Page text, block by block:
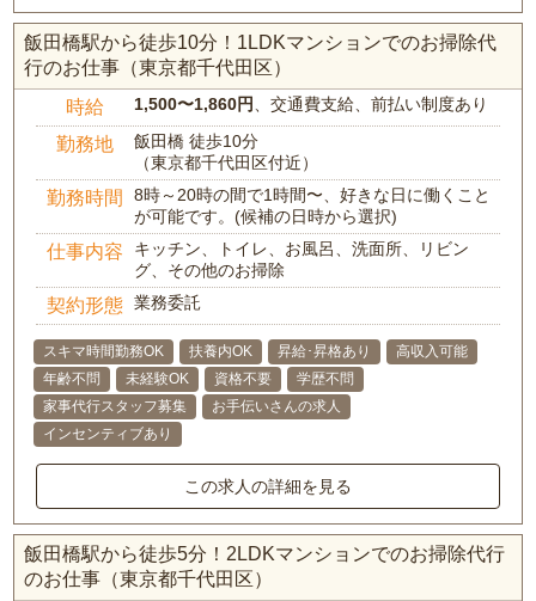
飯田橋駅から徒歩10分！1LDKマンションでのお掃除代
行のお仕事（東京都千代田区）
時給 1,500〜1,860円、交通費支給、前払い制度あり
勤務地
飯田橋 徒歩10分
（東京都千代田区付近）
勤務時間
8時～20時の間で1時間〜、好きな日に働くこと
が可能です。(候補の日時から選択)
仕事内容
キッチン、トイレ、お風呂、洗面所、リビン
グ、その他のお掃除
契約形態 業務委託
スキマ時間勤務OK 扶養内OK 昇給･昇格あり
高収入可能
年齢不問
未経験OK 資格不要
学歴不問
家事代行スタッフ募集
お手伝いさんの求人
インセンティブあり
この求人の詳細を見る
飯田橋駅から徒歩5分！2LDKマンションでのお掃除代行
のお仕事（東京都千代田区）